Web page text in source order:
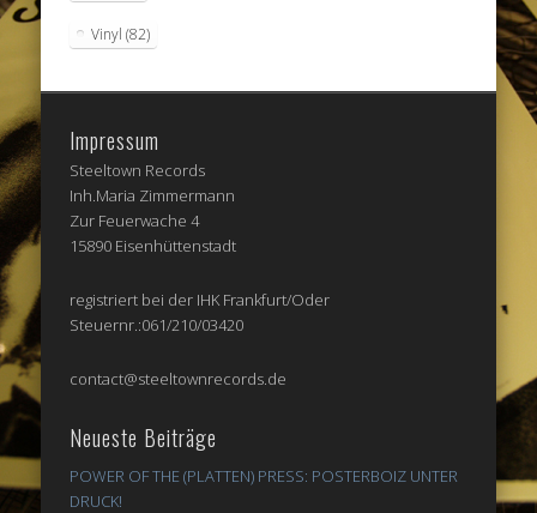
Vinyl (82)
Impressum
Steeltown Records
Inh.Maria Zimmermann
Zur Feuerwache 4
15890 Eisenhüttenstadt
registriert bei der IHK Frankfurt/Oder
Steuernr.:061/210/03420
contact@steeltownrecords.de
Neueste Beiträge
POWER OF THE (PLATTEN) PRESS: POSTERBOIZ UNTER
DRUCK!